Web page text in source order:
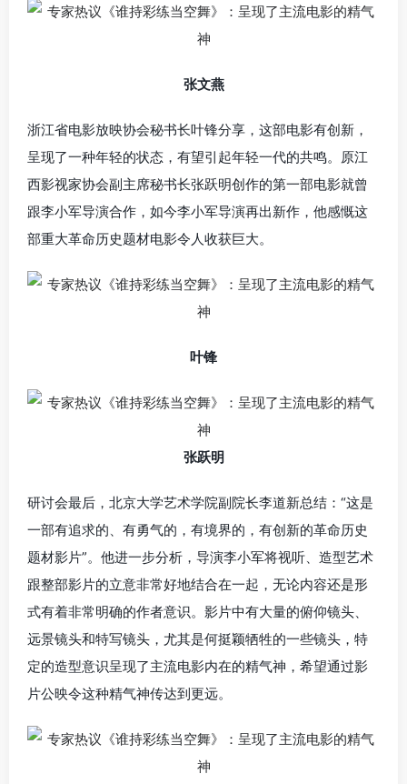
张文燕
浙江省电影放映协会秘书长叶锋分享，这部电影有创新，
呈现了一种年轻的状态，有望引起年轻一代的共鸣。原江
西影视家协会副主席秘书长张跃明创作的第一部电影就曾
跟李小军导演合作，如今李小军导演再出新作，他感慨这
部重大革命历史题材电影令人收获巨大。
叶锋
张跃明
研讨会最后，北京大学艺术学院副院长李道新总结：“这是
一部有追求的、有勇气的，有境界的，有创新的革命历史
题材影片”。他进一步分析，导演李小军将视听、造型艺术
跟整部影片的立意非常好地结合在一起，无论内容还是形
式有着非常明确的作者意识。影片中有大量的俯仰镜头、
远景镜头和特写镜头，尤其是何挺颖牺牲的一些镜头，特
定的造型意识呈现了主流电影内在的精气神，希望通过影
片公映令这种精气神传达到更远。